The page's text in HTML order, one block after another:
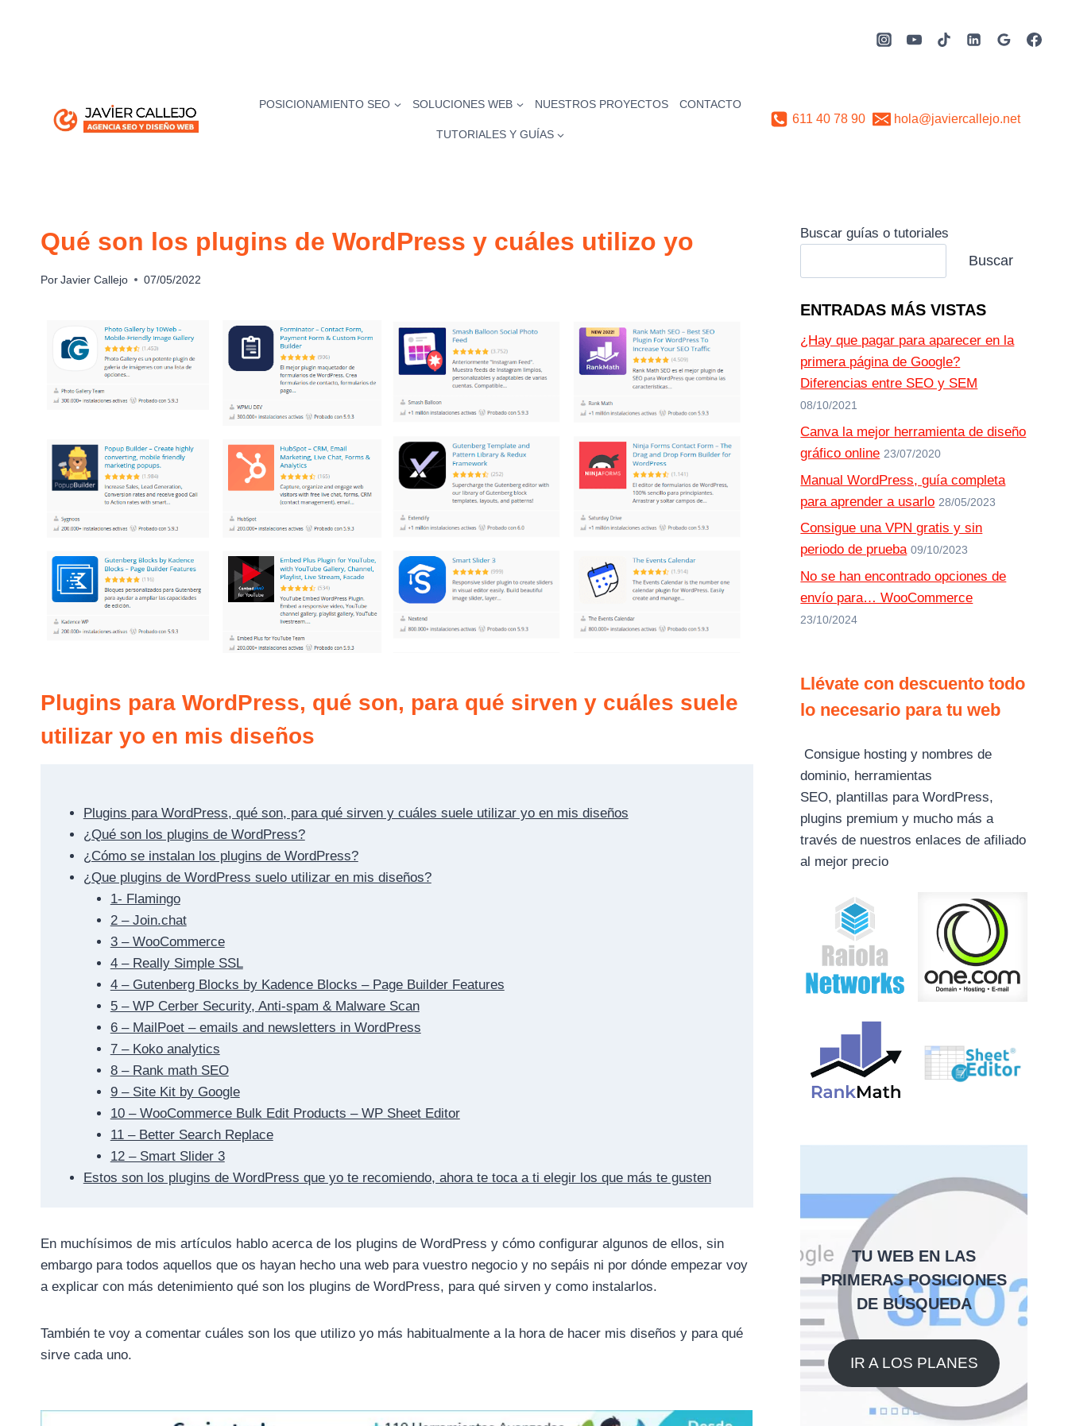
POSICIONAMIENTO SEO SOLUCIONES WEB NUESTROS PROYECTOS CONTACTO
TUTORIALES Y GUÍAS
611 40 78 90 hola@javiercallejo.net
Qué son los plugins de WordPress y cuáles utilizo yo
Por Javier Callejo 07/05/2022
Plugins para WordPress, qué son, para qué sirven y cuáles suele
utilizar yo en mis diseños
Plugins para WordPress, qué son, para qué sirven y cuáles suele utilizar yo en mis diseños
¿Qué son los plugins de WordPress?
¿Cómo se instalan los plugins de WordPress?
¿Que plugins de WordPress suelo utilizar en mis diseños?
1- Flamingo
2 – Join.chat
3 – WooCommerce
4 – Really Simple SSL
4 – Gutenberg Blocks by Kadence Blocks – Page Builder Features
5 – WP Cerber Security, Anti-spam & Malware Scan
6 – MailPoet – emails and newsletters in WordPress
7 – Koko analytics
8 – Rank math SEO
9 – Site Kit by Google
10 – WooCommerce Bulk Edit Products – WP Sheet Editor
11 – Better Search Replace
12 – Smart Slider 3
Estos son los plugins de WordPress que yo te recomiendo, ahora te toca a ti elegir los que más te gusten
En muchísimos de mis artículos hablo acerca de los plugins de WordPress y cómo configurar algunos de ellos, sin
embargo para todos aquellos que os hayan hecho una web para vuestro negocio y no sepáis ni por dónde empezar voy
a explicar con más detenimiento qué son los plugins de WordPress, para qué sirven y como instalarlos.
También te voy a comentar cuáles son los que utilizo yo más habitualmente a la hora de hacer mis diseños y para qué
sirve cada uno.
Buscar guías o tutoriales
Buscar
ENTRADAS MÁS VISTAS
¿Hay que pagar para aparecer en la
primera página de Google?
Diferencias entre SEO y SEM
08/10/2021
Canva la mejor herramienta de diseño
gráfico online 23/07/2020
Manual WordPress, guía completa
para aprender a usarlo 28/05/2023
Consigue una VPN gratis y sin
periodo de prueba 09/10/2023
No se han encontrado opciones de
envío para… WooCommerce
23/10/2024
Llévate con descuento todo
lo necesario para tu web
Consigue hosting y nombres de
dominio, herramientas
SEO, plantillas para WordPress,
plugins premium y mucho más a
través de nuestros enlaces de afiliado
al mejor precio
TU WEB EN LAS
PRIMERAS POSICIONES
DE BÚSQUEDA
IR A LOS PLANES